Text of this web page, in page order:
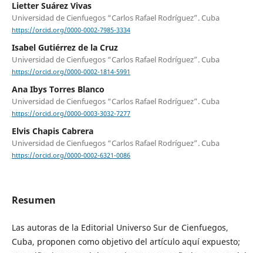
Lietter Suárez Vivas
Universidad de Cienfuegos “Carlos Rafael Rodríguez”. Cuba
https://orcid.org/0000-0002-7985-3334
Isabel Gutiérrez de la Cruz
Universidad de Cienfuegos “Carlos Rafael Rodríguez”. Cuba
https://orcid.org/0000-0002-1814-5991
Ana Ibys Torres Blanco
Universidad de Cienfuegos “Carlos Rafael Rodríguez”. Cuba
https://orcid.org/0000-0003-3032-7277
Elvis Chapis Cabrera
Universidad de Cienfuegos “Carlos Rafael Rodríguez”. Cuba
https://orcid.org/0000-0002-6321-0086
Resumen
Las autoras de la Editorial Universo Sur de Cienfuegos,
Cuba, proponen como objetivo del artículo aquí expuesto;